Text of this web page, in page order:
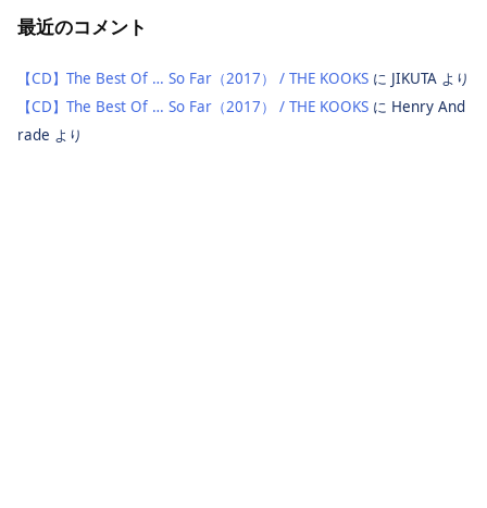
最近のコメント
【CD】The Best Of … So Far（2017） / THE KOOKS に JIKUTA より
【CD】The Best Of … So Far（2017） / THE KOOKS に Henry And
rade より